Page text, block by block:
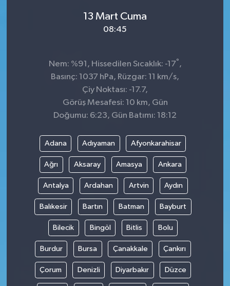
13 Mart Cuma
08:45
Nem: %91, Hissedilen Sıcaklık: -17° ,
Basınç: 1037 hPa, Rüzgar: 11 km/s,
Çiy Noktası: -17.7,
Görüş Mesafesi: 10 km, Gün
Doğumu: 6:23, Gün Batımı: 18:12
Adana Adıyaman Afyonkarahisar
Ağrı Aksaray Amasya Ankara
Antalya Ardahan Artvin Aydın
Balıkesir Bartın Batman Bayburt
Bilecik Bingöl Bitlis Bolu
Burdur Bursa Çanakkale Çankırı
Çorum Denizli Diyarbakır Düzce